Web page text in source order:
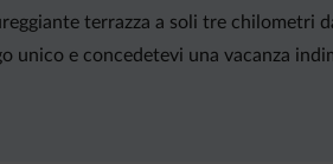
terrazza a soli tre chilometri
e concedetevi una vacanza